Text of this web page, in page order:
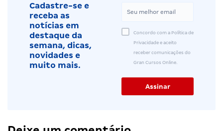
Cadastre-se e
receba as
notícias em
destaque da
semana, dicas,
novidades e
muito mais.
Concordo com a Política de
Privacidade e aceito
receber comunicações do
Gran Cursos Online.